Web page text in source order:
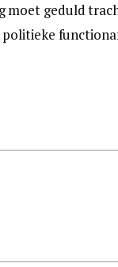
moet geduld